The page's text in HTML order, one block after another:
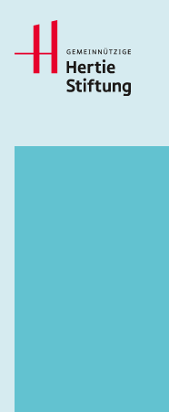
Hertie Stiftung Logo